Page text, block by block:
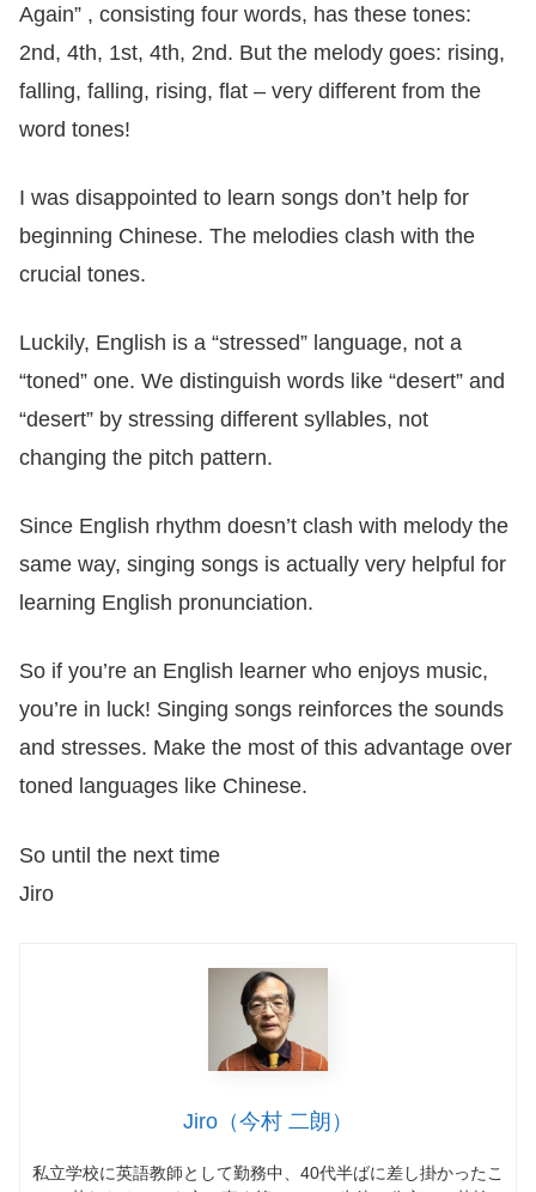
Again” , consisting four words, has these tones:
2nd, 4th, 1st, 4th, 2nd. But the melody goes: rising,
falling, falling, rising, flat – very different from the
word tones!
I was disappointed to learn songs don’t help for
beginning Chinese. The melodies clash with the
crucial tones.
Luckily, English is a “stressed” language, not a
“toned” one. We distinguish words like “desert” and
“desert” by stressing different syllables, not
changing the pitch pattern.
Since English rhythm doesn’t clash with melody the
same way, singing songs is actually very helpful for
learning English pronunciation.
So if you’re an English learner who enjoys music,
you’re in luck! Singing songs reinforces the sounds
and stresses. Make the most of this advantage over
toned languages like Chinese.
So until the next time
Jiro
Jiro（今村 二朗）
私立学校に英語教師として勤務中、 40代半ばに差し掛かったこ